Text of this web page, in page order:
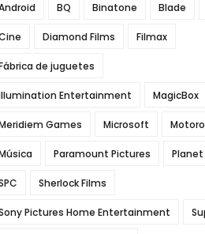
BQ Binatone Blade
Diamond Films Filmax
de juguetes
Entertainment MagicBox
Games Microsoft
Paramount Pictures Planet
Sherlock Films
Pictures Home Entertainment